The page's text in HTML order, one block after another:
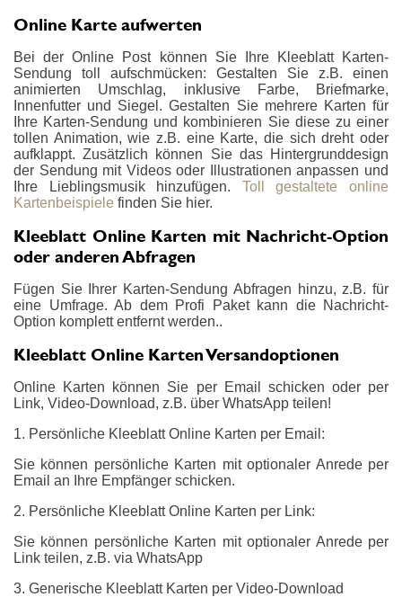
Online Karte aufwerten
Bei der Online Post können Sie Ihre Kleeblatt Karten-
Sendung toll aufschmücken: Gestalten Sie z.B. einen
animierten Umschlag, inklusive Farbe, Briefmarke,
Innenfutter und Siegel. Gestalten Sie mehrere Karten für
Ihre Karten-Sendung und kombinieren Sie diese zu einer
tollen Animation, wie z.B. eine Karte, die sich dreht oder
aufklappt. Zusätzlich können Sie das Hintergrunddesign
der Sendung mit Videos oder Illustrationen anpassen und
Ihre Lieblingsmusik hinzufügen. Toll gestaltete online
Kartenbeispiele finden Sie hier.
Kleeblatt Online Karten mit Nachricht-Option
oder anderen Abfragen
Fügen Sie Ihrer Karten-Sendung Abfragen hinzu, z.B. für
eine Umfrage. Ab dem Profi Paket kann die Nachricht-
Option komplett entfernt werden..
Kleeblatt Online Karten Versandoptionen
Online Karten können Sie per Email schicken oder per
Link, Video-Download, z.B. über WhatsApp teilen!
1. Persönliche Kleeblatt Online Karten per Email:
Sie können persönliche Karten mit optionaler Anrede per
Email an Ihre Empfänger schicken.
2. Persönliche Kleeblatt Online Karten per Link:
Sie können persönliche Karten mit optionaler Anrede per
Link teilen, z.B. via WhatsApp
3. Generische Kleeblatt Karten per Video-Download